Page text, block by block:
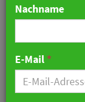
wird
Nachname
E-Mail *